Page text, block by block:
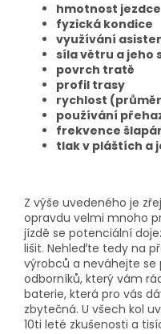
hmotnost jezdce
fyzická kondice
využívání
síla větru a jeho
povrch tratě
profil trasy
rychlost
používání
frekvence
tlak v pláštích a
Z výše uvedeného je
opravdu velmi mnoho
jízdě se potenciální
lišit. Nehleďte tedy na
výrobců a neváhejte
odborníků, který vám
baterie, která pro vás
zbytečná. U všech kol
10ti leté zkušenosti a